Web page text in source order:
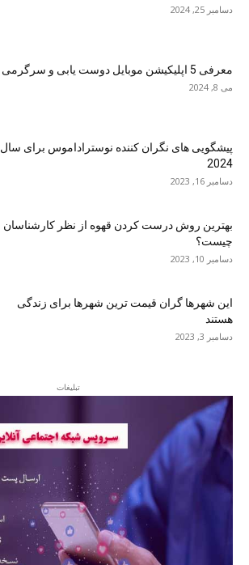
دسامبر 25, 2024
معرفی 5 اپلیکیشن موبایل دوست یابی و سرگرمی
می 8, 2024
پیشگویی های نگران کننده نوستراداموس برای سال
2024
دسامبر 16, 2023
بهترین روش درست کردن قهوه از نظر کارشناسان
چیست؟
دسامبر 10, 2023
این شهرها گران قیمت ترین شهرها برای زندگی
هستند
دسامبر 3, 2023
تبلیغات